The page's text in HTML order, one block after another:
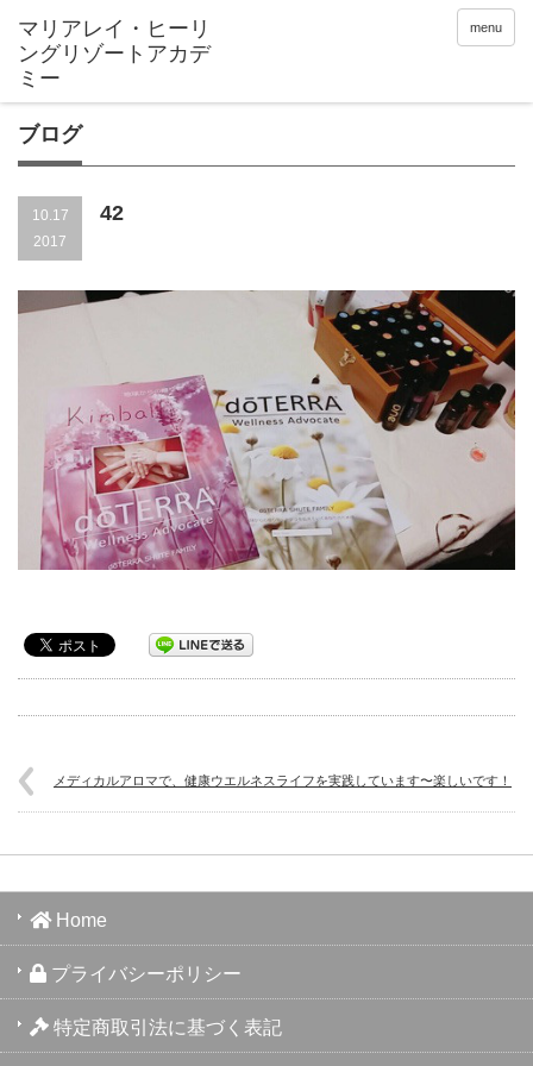
menu
ブログ
10.17
2017
42
メディカルアロマで、健康ウエルネスライフを実践しています〜楽しいです！
Home
プライバシーポリシー
特定商取引法に基づく表記